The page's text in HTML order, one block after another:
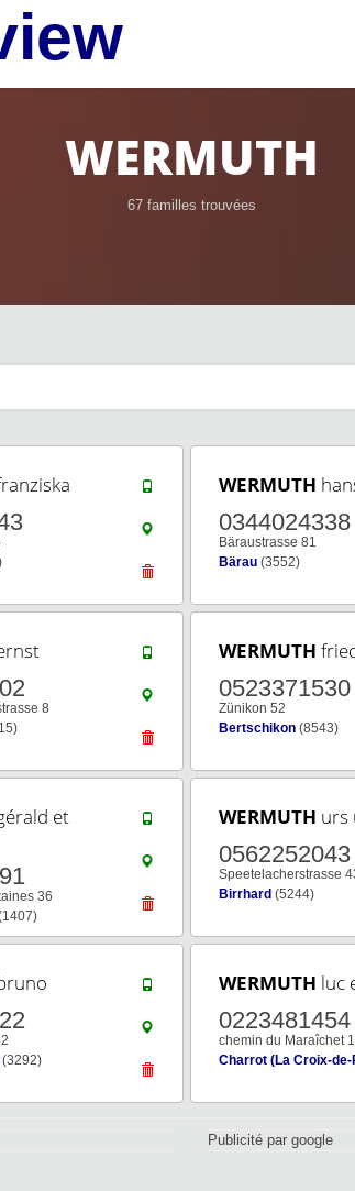
WERMUTH
67 familles trouvées
WERMUTH
0344024338
Bäraustrasse 81
Bärau (3552)
8
WERMUTH
0523371530
Zünikon 52
Bertschikon (8543)
et
36
WERMUTH urs
0562252043
Speetelacherstrasse
Birrhard (5244)
(3292)
WERMUTH luc
0223481454
chemin du Maraîchet
Charrot (La Croix-de-
Publicité par google